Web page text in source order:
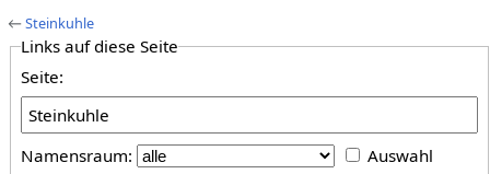
←Steinkuhle
Links auf diese Seite
Seite:
Namensraum: Auswahl